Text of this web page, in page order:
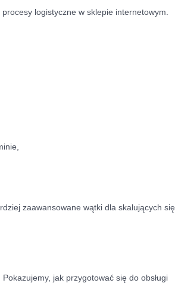
logistyczne w sklepie internetowym.
zaawansowane wątki dla skalujących się
jak przygotować się do obsługi